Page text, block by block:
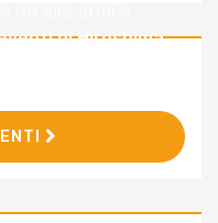
di Hiroshima